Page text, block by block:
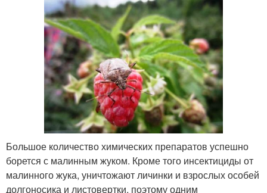
Большое количество химических препаратов успешно
борется с малинным жуком. Кроме того инсектициды от
малинного жука, уничтожают личинки и взрослых особей
долгоносика и листовертки, поэтому одним